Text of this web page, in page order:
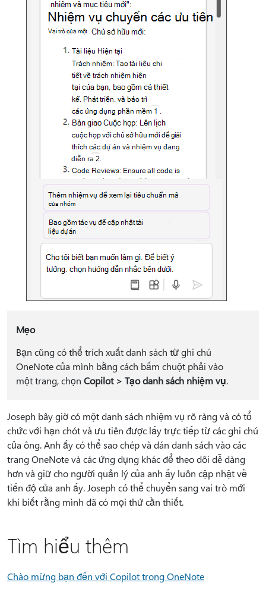
Mẹo
Bạn cũng có thể trích xuất danh sách từ ghi chú
OneNote của mình bằng cách bấm chuột phải vào
một trang, chọn Copilot > Tạo danh sách nhiệm vụ.
Joseph bây giờ có một danh sách nhiệm vụ rõ ràng và có tổ
chức với hạn chót và ưu tiên được lấy trực tiếp từ các ghi chú
của ông. Anh ấy có thể sao chép và dán danh sách vào các
trang OneNote và các ứng dụng khác để theo dõi dễ dàng
hơn và giữ cho người quản lý của anh ấy luôn cập nhật về
tiến độ của anh ấy. Joseph có thể chuyển sang vai trò mới
khi biết rằng mình đã có mọi thứ cần thiết.
Tìm hiểu thêm
Chào mừng bạn đến với Copilot trong OneNote